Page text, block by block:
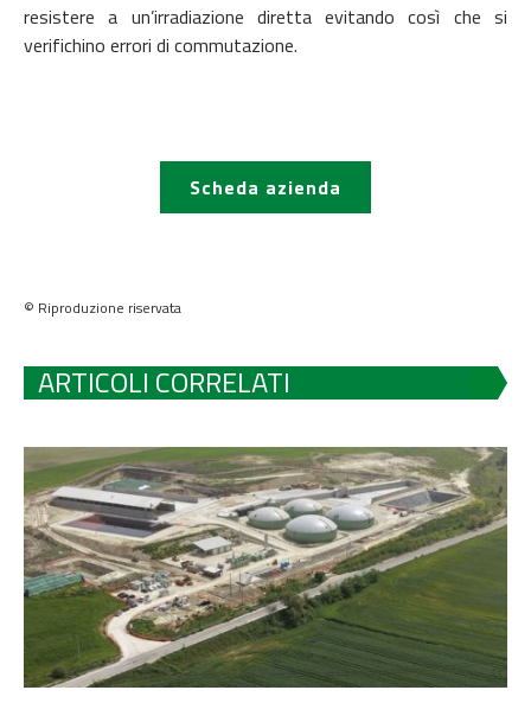
resistere a un’irradiazione diretta evitando così che si
verifichino errori di commutazione.
Scheda azienda
© Riproduzione riservata
ARTICOLI CORRELATI